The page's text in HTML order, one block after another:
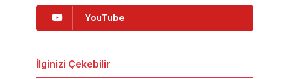
YouTube
İlginizi Çekebilir